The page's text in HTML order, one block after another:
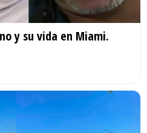
y su vida en Miami.